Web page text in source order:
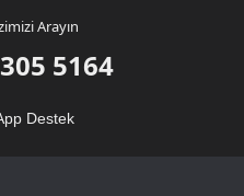
Arayın
5164
Destek